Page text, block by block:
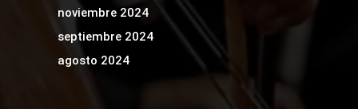
noviembre 2024
septiembre 2024
agosto 2024